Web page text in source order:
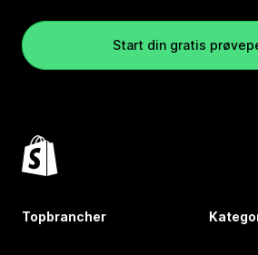
Start din gratis
Topbrancher